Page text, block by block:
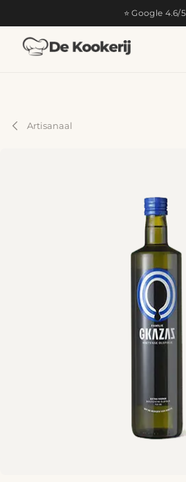
⭐ Google 4.6/5
Artisanaal